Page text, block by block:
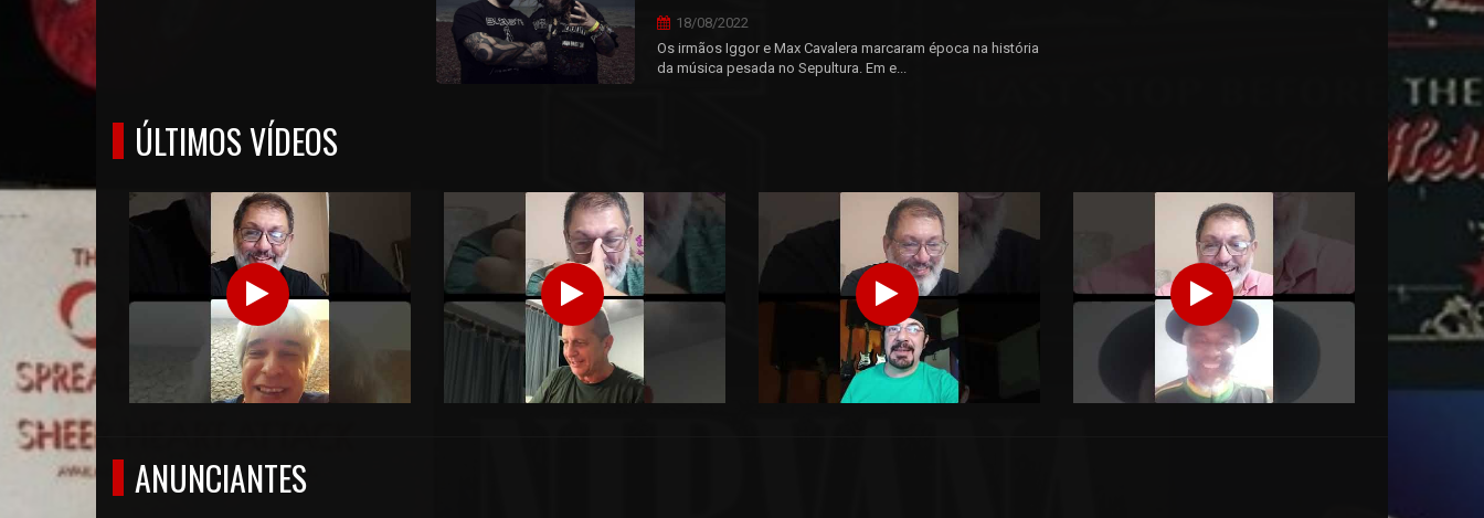
18/08/2022
Os irmãos Iggor e Max Cavalera marcaram época na história
da música pesada no Sepultura. Em e...
ÚLTIMOS VÍDEOS
ANUNCIANTES